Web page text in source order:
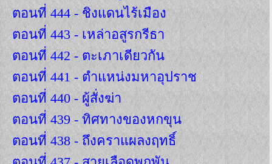
ตอนที่ 444 - ชิงแดนไร้เมือง
ตอนที่ 443 - เหล่าอสูรกรีธา
ตอนที่ 442 - ตะเภาเดียวกัน
ตอนที่ 441 - ตำแหน่งมหาอุปราช
ตอนที่ 440 - ผู้สั่งฆ่า
ตอนที่ 439 - ทิศทางของหกขุน
ตอนที่ 438 - ถึงคราแผลงฤทธิ์